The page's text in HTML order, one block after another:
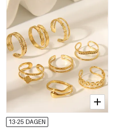
13-25 DAGEN